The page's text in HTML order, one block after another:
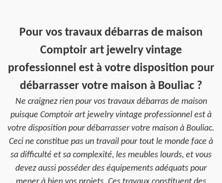
Pour vos travaux débarras de maison
Comptoir art jewelry vintage
professionnel est à votre disposition pour
débarrasser votre maison à Bouliac ?
Ne craignez rien pour vos travaux débarras de maison
puisque Comptoir art jewelry vintage professionnel est à
votre disposition pour débarrasser votre maison à Bouliac.
Ceci ne constitue pas un travail pour tout le monde face à
sa difficulté et sa complexité, les meubles lourds, et vous
devez aussi posséder des équipements adéquats pour